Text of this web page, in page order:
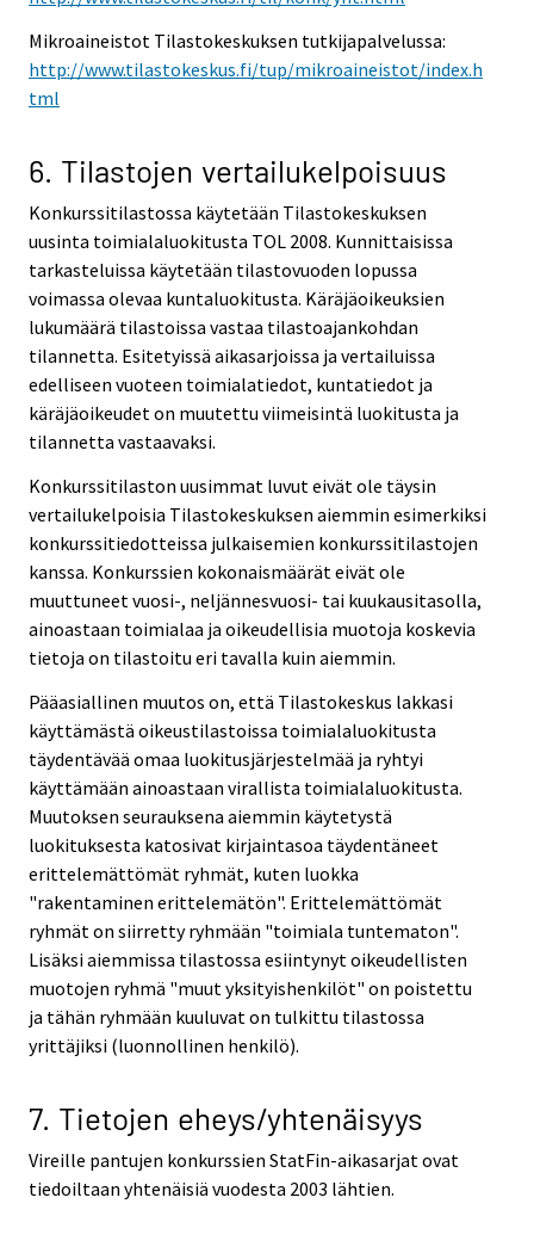
Mikroaineistot Tilastokeskuksen tutkijapalvelussa:
http://www.tilastokeskus.fi/tup/mikroaineistot/index.h
tml
6. Tilastojen vertailukelpoisuus
Konkurssitilastossa käytetään Tilastokeskuksen
uusinta toimialaluokitusta TOL 2008. Kunnittaisissa
tarkasteluissa käytetään tilastovuoden lopussa
voimassa olevaa kuntaluokitusta. Käräjäoikeuksien
lukumäärä tilastoissa vastaa tilastoajankohdan
tilannetta. Esitetyissä aikasarjoissa ja vertailuissa
edelliseen vuoteen toimialatiedot, kuntatiedot ja
käräjäoikeudet on muutettu viimeisintä luokitusta ja
tilannetta vastaavaksi.
Konkurssitilaston uusimmat luvut eivät ole täysin
vertailukelpoisia Tilastokeskuksen aiemmin esimerkiksi
konkurssitiedotteissa julkaisemien konkurssitilastojen
kanssa. Konkurssien kokonaismäärät eivät ole
muuttuneet vuosi-, neljännesvuosi- tai kuukausitasolla,
ainoastaan toimialaa ja oikeudellisia muotoja koskevia
tietoja on tilastoitu eri tavalla kuin aiemmin.
Pääasiallinen muutos on, että Tilastokeskus lakkasi
käyttämästä oikeustilastoissa toimialaluokitusta
täydentävää omaa luokitusjärjestelmää ja ryhtyi
käyttämään ainoastaan virallista toimialaluokitusta.
Muutoksen seurauksena aiemmin käytetystä
luokituksesta katosivat kirjaintasoa täydentäneet
erittelemättömät ryhmät, kuten luokka
"rakentaminen erittelemätön". Erittelemättömät
ryhmät on siirretty ryhmään "toimiala tuntematon".
Lisäksi aiemmissa tilastossa esiintynyt oikeudellisten
muotojen ryhmä "muut yksityishenkilöt" on poistettu
ja tähän ryhmään kuuluvat on tulkittu tilastossa
yrittäjiksi (luonnollinen henkilö).
7. Tietojen eheys/yhtenäisyys
Vireille pantujen konkurssien StatFin-aikasarjat ovat
tiedoiltaan yhtenäisiä vuodesta 2003 lähtien.